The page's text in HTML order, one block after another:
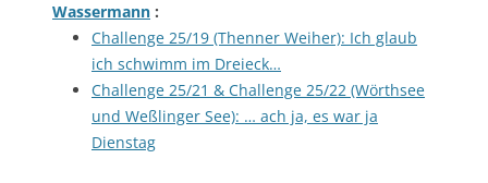
Wassermann :
Challenge 25/19 (Thenner Weiher): Ich glaub
ich schwimm im Dreieck…
Challenge 25/21 & Challenge 25/22 (Wörthsee
und Weßlinger See): … ach ja, es war ja
Dienstag